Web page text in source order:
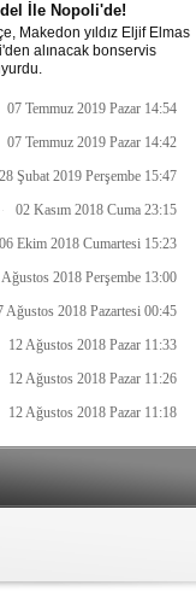
İle Nopoli'de!
Makedon yıldız Eljif Elmas
alınacak bonservis
07 Temmuz 2019 Pazar 14:54
07 Temmuz 2019 Pazar 14:42
28 Şubat 2019 Perşembe 15:47
02 Kasım 2018 Cuma 23:15
06 Ekim 2018 Cumartesi 15:23
2018 Perşembe 13:00
Ağustos 2018 Pazartesi 00:45
12 Ağustos 2018 Pazar 11:33
12 Ağustos 2018 Pazar 11:26
12 Ağustos 2018 Pazar 11:18